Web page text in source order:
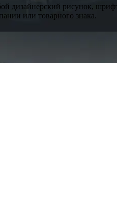
дизайнерский рисунок,
или товарного знака.